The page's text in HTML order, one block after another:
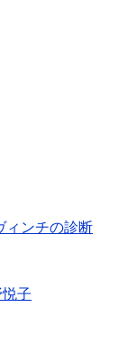
ィンチの診断
子